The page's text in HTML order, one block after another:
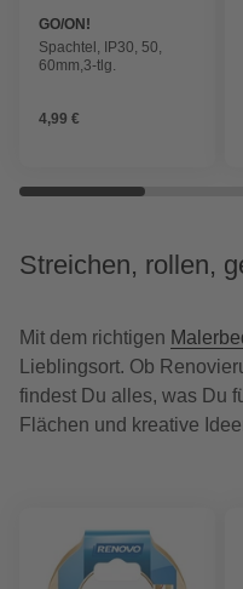
GO/ON!
Spachtel, IP30, 50,
60mm,3-tlg.
4,99 €
Streichen, rollen,
Mit dem richtigen
Lieblingsort. Ob
findest Du alles, was Du
Flächen und kreative